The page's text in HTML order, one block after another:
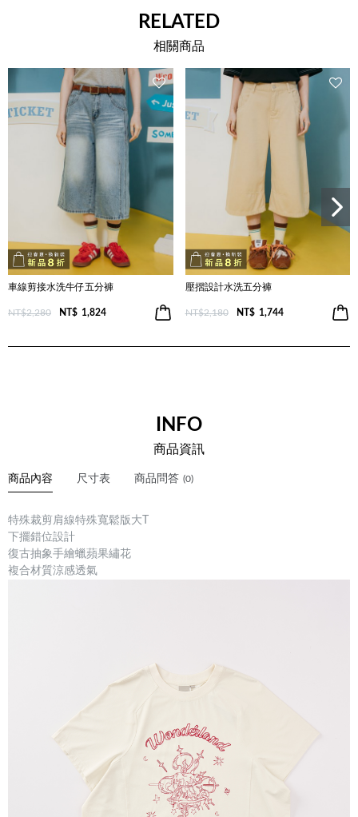
RELATED
相關商品
車線剪接水洗牛仔五分褲
NT$2,280 NT$ 1,824
壓摺設計水洗五分褲
NT$2,180 NT$ 1,744
INFO
商品資訊
商品內容 尺寸表 商品問答 (0)
特殊裁剪肩線特殊寬鬆版大T
下擺錯位設計
復古抽象手繪蠟蘋果繡花
複合材質涼感透氣